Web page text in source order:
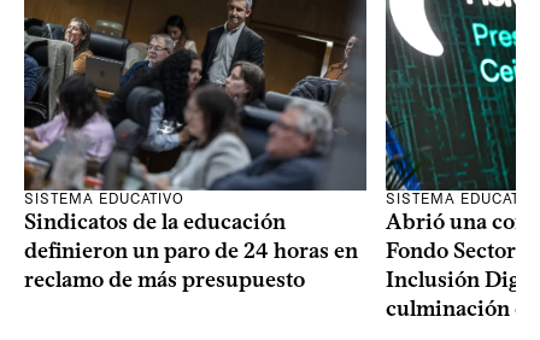
SISTEMA EDUCATIVO
Sindicatos de la educación
definieron un paro de 24 horas en
reclamo de más presupuesto
SISTEMA
Abrió una
Fondo
Inclusión
culminación